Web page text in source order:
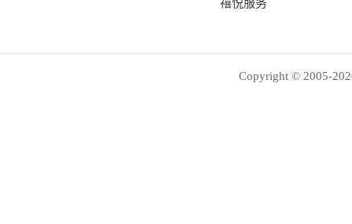
禧悦服务
Copyright © 2005-